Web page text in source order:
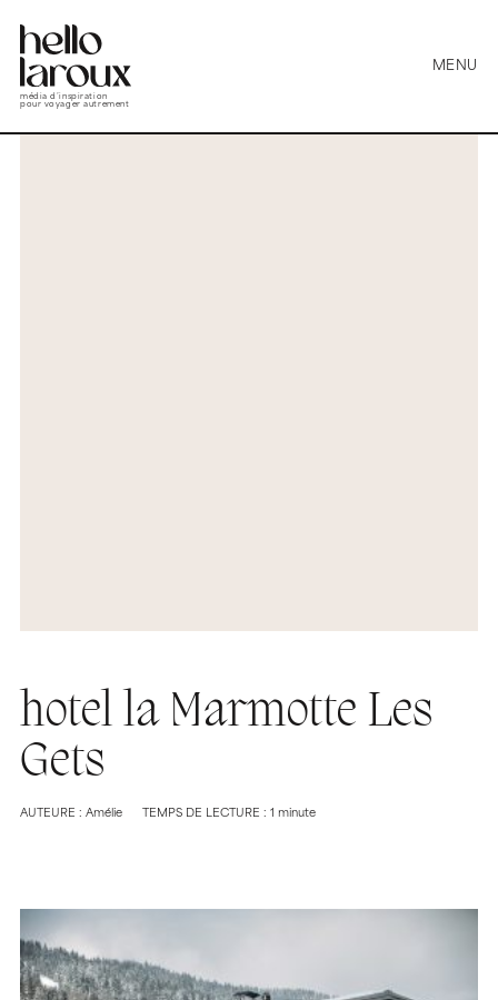
média d’inspiration
pour voyager autrement
MENU
hotel la Marmotte Les
Gets
AUTEURE : Amélie TEMPS DE LECTURE : 1 minute